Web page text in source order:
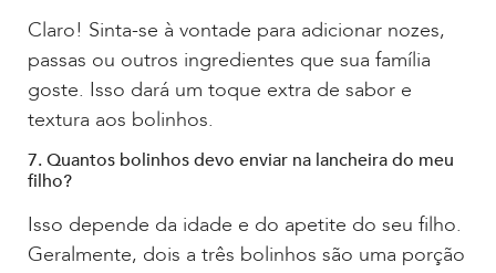
Claro! Sinta-se à vontade para adicionar nozes,
passas ou outros ingredientes que sua família
goste. Isso dará um toque extra de sabor e
textura aos bolinhos.
7. Quantos bolinhos devo enviar na lancheira do meu
filho?
Isso depende da idade e do apetite do seu filho.
Geralmente, dois a três bolinhos são uma porção